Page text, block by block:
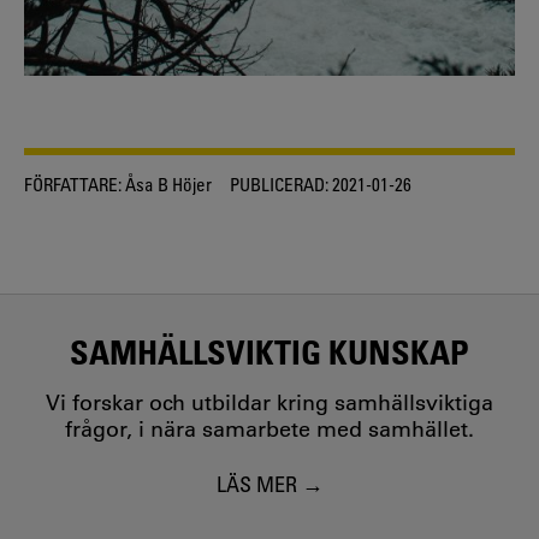
FÖRFATTARE: Åsa B Höjer PUBLICERAD:2021-01-26
SAMHÄLLSVIKTIG KUNSKAP
Vi forskar och utbildar kring samhällsviktiga
frågor, i nära samarbete med samhället.
LÄS MER